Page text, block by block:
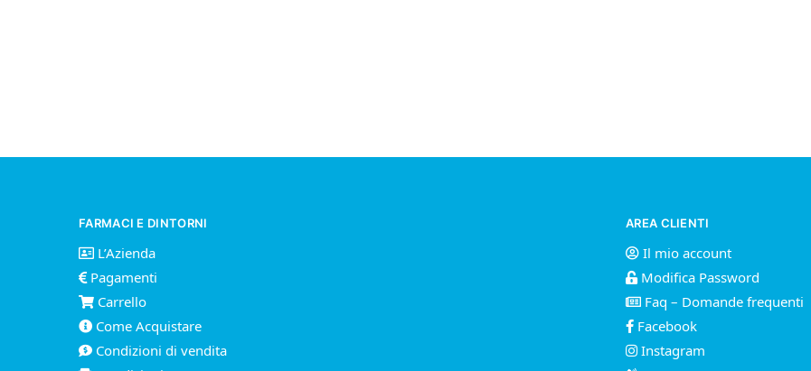
FARMACI E DINTORNI
L’Azienda
Pagamenti
Carrello
Come Acquistare
Condizioni di vendita
AREA CLIENTI
Il mio account
Modifica Password
Faq – Domande frequenti
Facebook
Instagram